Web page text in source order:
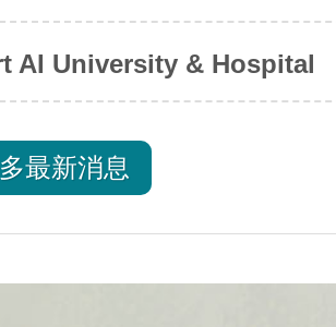
AI University & Hospital
最新消息